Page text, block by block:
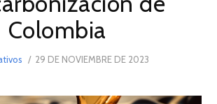
Colombia
POSTED
29 DE NOVIEMBRE DE 2023